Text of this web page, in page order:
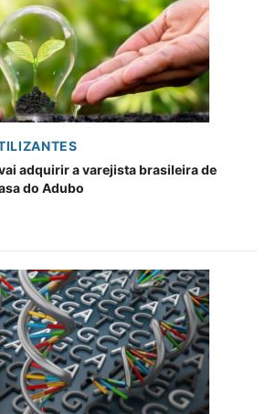
adquirir a varejista brasileira de
do Adubo